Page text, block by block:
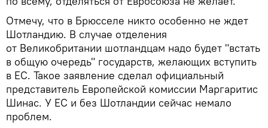
Отмечу, что в Брюсселе никто особенно не ждет
Шотландию. В случае отделения
от Великобритании шотландцам надо будет "встать
в общую очередь" государств, желающих вступить
в ЕС. Такое заявление сделал официальный
представитель Европейской комиссии Маргаритис
Шинас. У ЕС и без Шотландии сейчас немало
проблем.